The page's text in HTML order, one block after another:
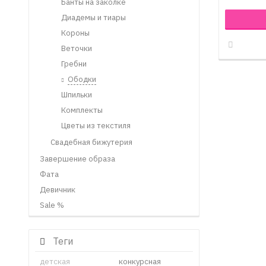
Диадемы и тиары
Короны
Веточки
Гребни
Ободки
Шпильки
Комплекты
Цветы из текстиля
Свадебная бижутерия
Завершение образа
Фата
Девичник
Sale %
Теги
детская
конкурсная